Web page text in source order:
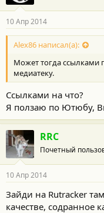
10 Апр 2014
Alex86 написал(а):
Может тогда ссылками
медиатеку.
Ссылками на что?
Я ползаю по Ютюбу,
RRC
Почетный
10 Апр 2014
Зайди на Rutracker
качестве, содранное